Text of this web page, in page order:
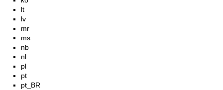
lt
lv
mr
ms
nb
nl
pl
pt
pt_BR